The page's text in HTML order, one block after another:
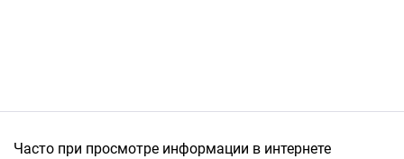
Часто при просмотре информации в интернете